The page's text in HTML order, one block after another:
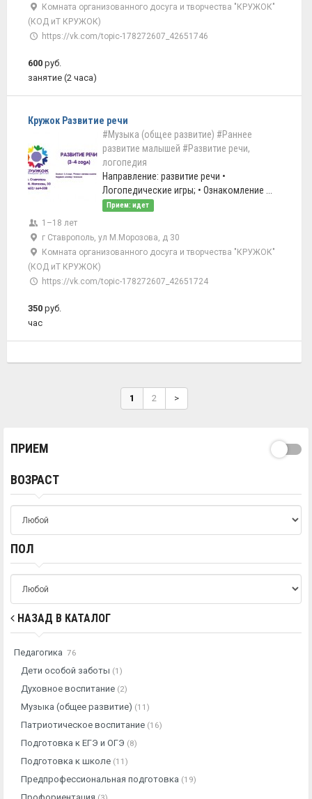
Комната организованного досуга и творчества "КРУЖОК"
(КОД иТ КРУЖОК)
https://vk.com/topic-178272607_42651746
600 руб.
занятие (2 часа)
Кружок Развитие речи
#Музыка (общее развитие) #Раннее
развитие малышей #Развитие речи,
логопедия
Направление: развитие речи •
Логопедические игры; • Ознакомление ...
Прием: идет
1–18 лет
г Ставрополь, ул М.Морозова, д 30
Комната организованного досуга и творчества "КРУЖОК"
(КОД иТ КРУЖОК)
https://vk.com/topic-178272607_42651724
350 руб.
час
1 2 >
ПРИЕМ
ВОЗРАСТ
ПОЛ
НАЗАД В КАТАЛОГ
Педагогика 76
Дети особой заботы (1)
Духовное воспитание (2)
Музыка (общее развитие) (11)
Патриотическое воспитание (16)
Подготовка к ЕГЭ и ОГЭ (8)
Подготовка к школе (11)
Предпрофессиональная подготовка (19)